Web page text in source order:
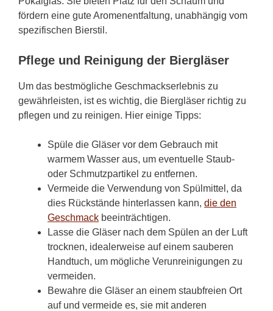
fördern eine gute Aromenentfaltung, unabhängig vom
spezifischen Bierstil.
Pflege und Reinigung der Biergläser
Um das bestmögliche Geschmackserlebnis zu
gewährleisten, ist es wichtig, die Biergläser richtig zu
pflegen und zu reinigen. Hier einige Tipps:
Spüle die Gläser vor dem Gebrauch mit
warmem Wasser aus, um eventuelle Staub-
oder Schmutzpartikel zu entfernen.
Vermeide die Verwendung von Spülmittel, da
dies Rückstände hinterlassen kann, die den
Geschmack beeinträchtigen.
Lasse die Gläser nach dem Spülen an der Luft
trocknen, idealerweise auf einem sauberen
Handtuch, um mögliche Verunreinigungen zu
vermeiden.
Bewahre die Gläser an einem staubfreien Ort
auf und vermeide es, sie mit anderen